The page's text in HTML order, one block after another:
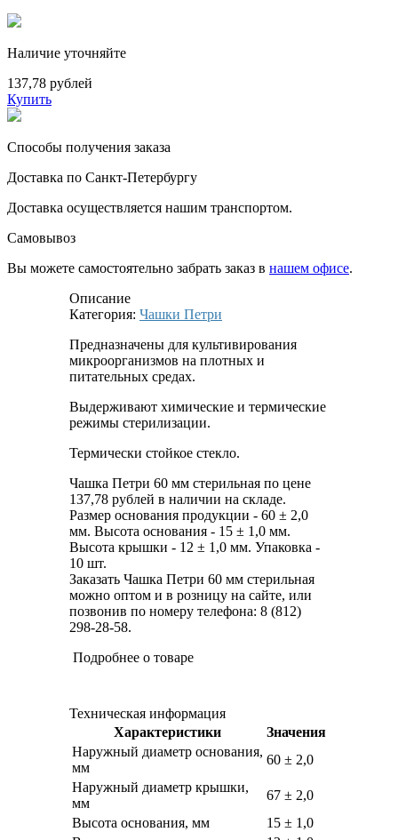
Наличие уточняйте
137,78 рублей
Купить
Способы получения заказа
Доставка по Санкт-Петербургу
Доставка осуществляется нашим транспортом.
Самовывоз
Вы можете самостоятельно забрать заказ в нашем офисе.
Описание
Категория: Чашки Петри
Предназначены для культивирования
микроорганизмов на плотных и
питательных средах.
Выдерживают химические и термические
режимы стерилизации.
Термически стойкое стекло.
Чашка Петри 60 мм стерильная по цене
137,78 рублей в наличии на складе.
Размер основания продукции - 60 ± 2,0
мм. Высота основания - 15 ± 1,0 мм.
Высота крышки - 12 ± 1,0 мм. Упаковка -
10 шт.
Заказать Чашка Петри 60 мм стерильная
можно оптом и в розницу на сайте, или
позвонив по номеру телефона: 8 (812)
298-28-58.
Подробнее о товаре
Техническая информация
Характеристики
Значения
Наружный диаметр основания,
мм
60 ± 2,0
Наружный диаметр крышки,
мм
67 ± 2,0
Высота основания, мм
15 ± 1,0